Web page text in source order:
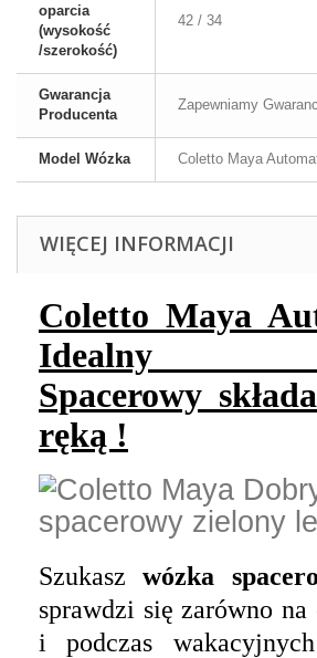
oparcia
(wysokość
/szerokość)
42 / 34
Gwarancja
Producenta
Zapewniamy
Model Wózka Coletto Maya
WIĘCEJ INFORMACJI
Coletto Maya
Spacerowy
ręką !
Szukaszwózka
sprawdzi się zarówno
i podczas